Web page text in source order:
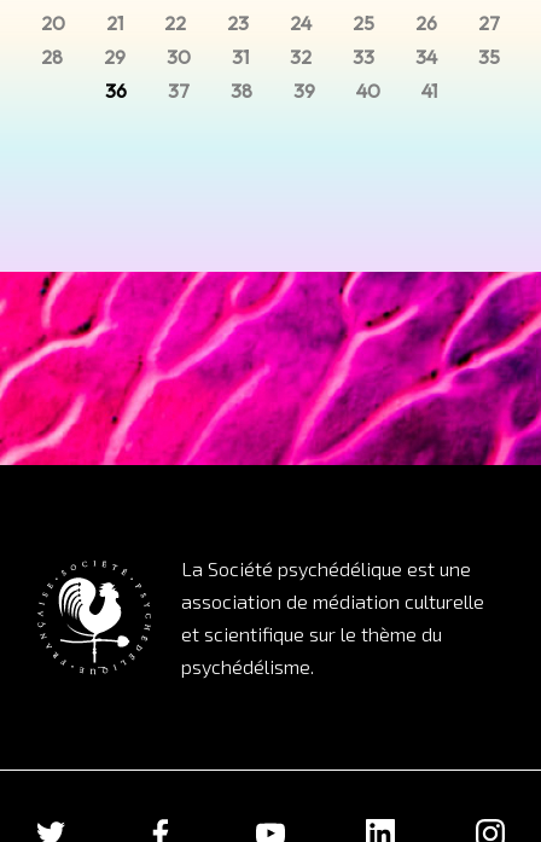
20
21 22 23 24 25 26
27
28
29 30 31 32 33 34
35
36
37 38 39 40 41
La Société psychédélique est une
association de médiation culturelle
et scientifique sur le thème du
psychédélisme.